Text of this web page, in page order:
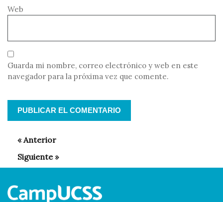
Web
Guarda mi nombre, correo electrónico y web en este
navegador para la próxima vez que comente.